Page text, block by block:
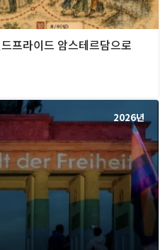
프라이드 암스테르담으로
2026년